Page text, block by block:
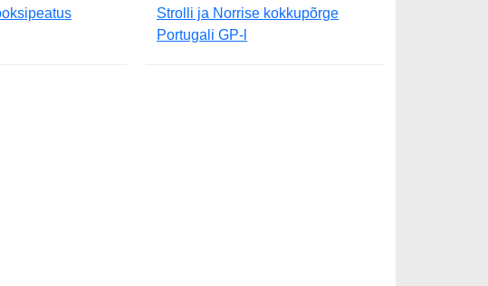
Strolli ja Norrise kokkupõrge
Portugali GP-l